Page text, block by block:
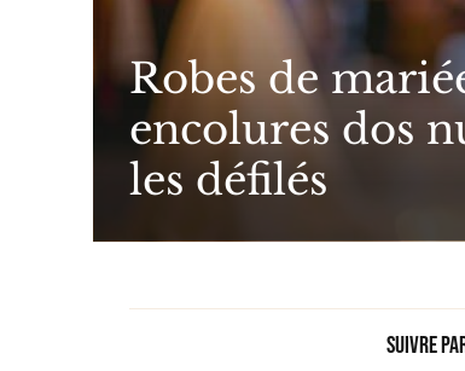
Robes de
encolures dos
les défilés
Suivre